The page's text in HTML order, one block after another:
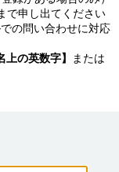
で申し出てください
の問い合わせに対応
上の英数字】
または